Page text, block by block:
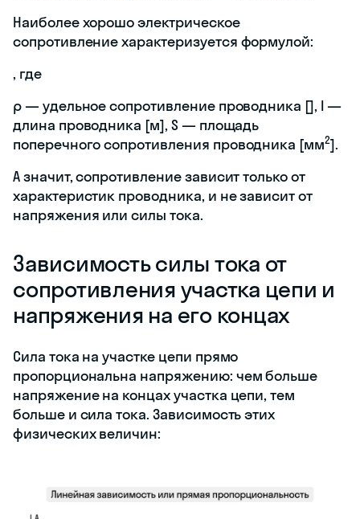
Наиболее хорошо электрическое
сопротивление характеризуется формулой:
, где
ρ — удельное сопротивление проводника [], l —
длина проводника [м], S — площадь
поперечного сопротивления проводника [мм2].
А значит, сопротивление зависит только от
характеристик проводника, и не зависит от
напряжения или силы тока.
Зависимость силы тока от
сопротивления участка цепи и
напряжения на его концах
Сила тока на участке цепи прямо
пропорциональна напряжению: чем больше
напряжение на концах участка цепи, тем
больше и сила тока. Зависимость этих
физических величин: